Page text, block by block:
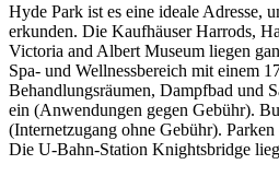
Hyde Park ist es eine ideale Adresse,
erkunden. Die Kaufhäuser Harrods,
Victoria and Albert Museum liegen
Spa- und Wellnessbereich mit einem
Behandlungsräumen, Dampfbad und
ein (Anwendungen gegen Gebühr).
(Internetzugang ohne Gebühr).
Die U-Bahn-Station Knightsbridge